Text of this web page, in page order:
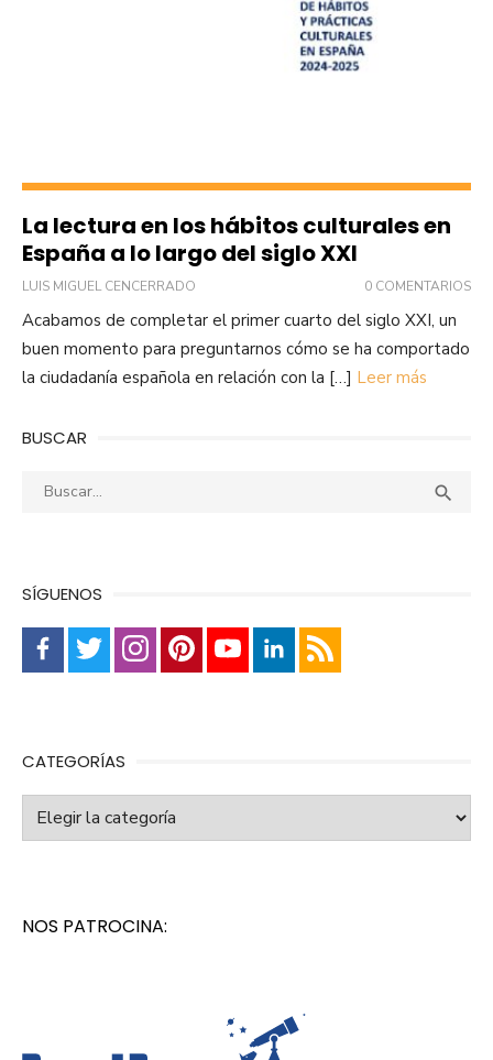
La lectura en los hábitos culturales en
España a lo largo del siglo XXI
LUIS MIGUEL CENCERRADO 0 COMENTARIOS
Acabamos de completar el primer cuarto del siglo XXI, un
buen momento para preguntarnos cómo se ha comportado
la ciudadanía española en relación con la […] Leer más
BUSCAR
Buscar: 
SÍGUENOS
CATEGORÍAS
Categorías
NOS PATROCINA: